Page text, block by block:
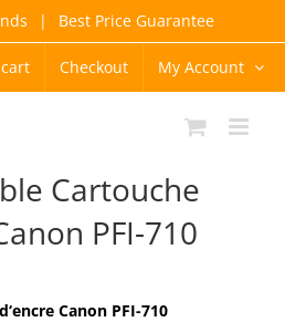
| Best Price Guarantee
Checkout My Account
Cartouche
PFI-710
Canon PFI-710